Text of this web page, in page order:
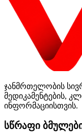
ჯანმრთელობის
მედიკამენტების,
ინფორმაციისთვის.
სწრაფი